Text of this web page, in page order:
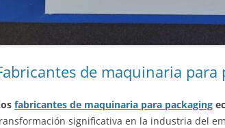
de maquinaria para
fabricantes de maquinaria para packaging
significativa en la industria del